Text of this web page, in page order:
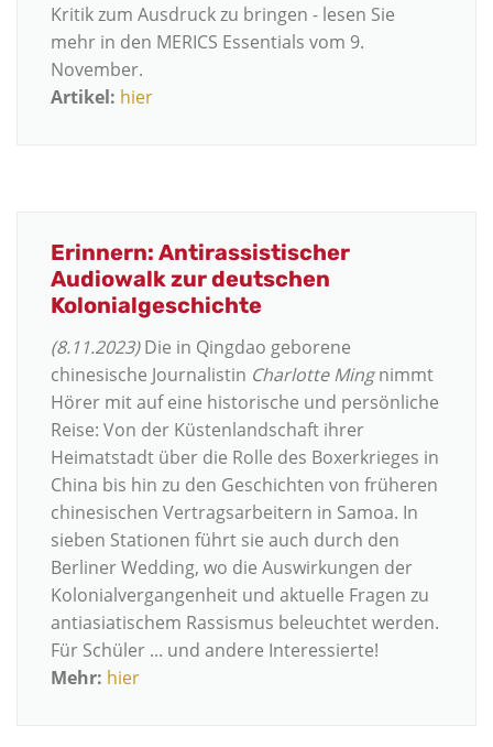
Kritik zum Ausdruck zu bringen - lesen Sie
mehr in den MERICS Essentials vom 9.
November.
Artikel: hier
Erinnern: Antirassistischer
Audiowalk zur deutschen
Kolonialgeschichte
(8.11.2023)Die in Qingdao geborene
chinesische Journalistin Charlotte Mingnimmt
Hörer mit auf eine historische und persönliche
Reise: Von der Küstenlandschaft ihrer
Heimatstadt über die Rolle des Boxerkrieges in
China bis hin zu den Geschichten von früheren
chinesischen Vertragsarbeitern in Samoa. In
sieben Stationen führt sie auch durch den
Berliner Wedding, wo die Auswirkungen der
Kolonialvergangenheit und aktuelle Fragen zu
antiasiatischem Rassismus beleuchtet werden.
Für Schüler ... und andere Interessierte!
Mehr: hier